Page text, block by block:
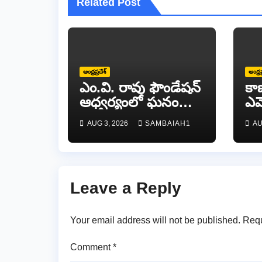
ఆంధ్రప్రదేశ్
ఎం.వి. రావు ఫౌండేషన్
ఆధ్వర్యంలో ఘనంగా
జాతీయ స్వాతంత్ర
సమరయోధుల
పురస్కారాలు
AUG 3, 2026 SAMBAIAH1
Leave a Reply
Your email address will not be published.
Comment*